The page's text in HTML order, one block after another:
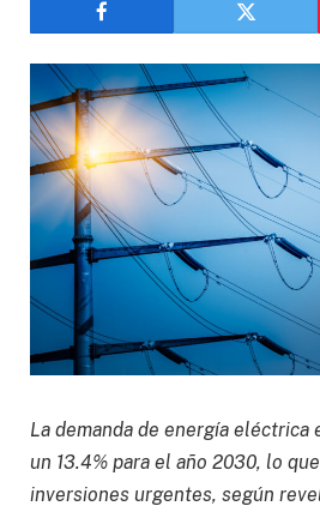
La demanda de energía eléctrica
un 13.4% para el año 2030, lo
inversiones urgentes, según